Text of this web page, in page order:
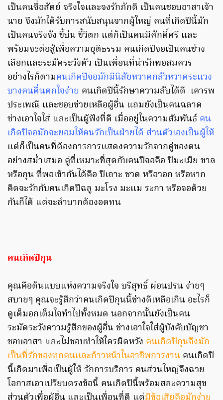
เป็นคนซื่อสัตย์ จริงใจและจงรักภักดี เป็นคนชอบอาสาเจ้า
นาย จึงมักได้รับการสนับสนุนจากผู้ใหญ่ คนที่เกิดปีนี้มัก
เป็นคนจริงจัง ขี้บ่น ขี้วิตก แต่ก็เป็นคนมีศักดิ์ศรี และ
พร้อมจะต่อสู้เพื่อความยุติธรรม คนเกิดปีจอเป็นคนช่าง
เลือกและระมัดระวังตัว เป็นเพื่อนที่น่ารักพอสมควร
อย่างไรก็ตามคนเกิดปีจอมักมีนิสัยหวาดกลัวหวาดระแวง
บางคนตื่นตกใจง่าย คนเกิดปีนี้รักษาความลับได้ดี เคารพ
ประเพณี และชอบช่วยเหลือผู้อื่น แถมยังเป็นคนฉลาด
ช่างเอาใจใส่ และเป็นผู้ฟังที่ดี เมื่ออยู่ในความสัมพันธ์ คน
เกิดปีจอมักจะยอมให้คนรักเป็นฝ่ายได้ ส่วนตัวเองเป็นผู้ให้
แต่ก็เป็นคนที่ต้องการการแสดงความรักจากคู่ของตน
อย่างสม่ำเสมอ คู่ที่เหมาะที่สุดกับคนปีจอคือ ปีมะเมีย ขาล
หรือกุน ที่พอเข้ากันได้คือ ปีเถาะ ชวด หรือวอก หรือหาก
คิดจะรักกับคนเกิดปีฉลู มะโรง มะแม ระกา หรือจอด้วย
กันก็ได้ แต่จะลำบากต้องอดทน
คนเกิดปีกุน
คุณคือต้นแบบแห่งความจริงใจ บริสุทธิ์ ผ่อนปรน ง่ายๆ
สบายๆ คุณจะรู้สึกว่าคนเกิดปีกุนนี้ช่างดีเหลือเกิน อะไรก็
ดูเต็มอกเต็มใจทำไปทั้งหมด นอกจากนั้นยังเป็นคน
ระมัดระวังความรู้สึกของผู้อื่น ช่างเอาใจใส่ผู้บังคับบัญชา
ชอบอาสา และไม่ชอบทำให้ใครผิดหวัง คนเกิดปีกุนจึงมัก
เป็นที่รักของทุกคนและก้าวหน้าในอาชีพการงาน คนเกิดปี
นี้เกิดมาเพื่อเป็นผู้ให้ รักการบริการ คนส่วนใหญ่จึงฉวย
โอกาสเอาเปรียบตรงข้อนี้ คนเกิดปีนี้พร้อมสละความสุข